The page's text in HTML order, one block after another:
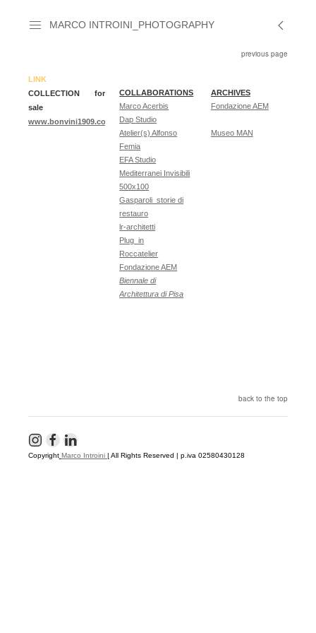
MARCO INTROINI_PHOTOGRAPHY
previous page
LINK
COLLECTION for
sale
www.bonvini1909.com
COLLABORATIONS
Marco Acerbis
Dap Studio
Atelier(s) Alfonso
Femia
EFA Studio
Mediterranei Invisibili
500x100
Gasparoli_storie di
restauro
lr-architetti
Plug_in
Roccatelier
Fondazione AEM
Biennale di
Architettura di Pisa
ARCHIVES
Fondazione AEM
Museo MAN
back to the top
Copyright Marco Introini | All Rights Reserved | p.iva 02580430128